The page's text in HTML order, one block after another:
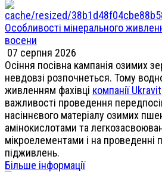
Особливості мінерального
восени
07 серпня 2026
Осіння посівна кампанія озимих
невдовзі розпочнеться. Тому
живленням фахівці компанії Ukravit
важливості проведення
насіннєвого матеріалу озимих
амінокислотами та
мікроелементами і на проведенні
підживлень.
Більше інформації